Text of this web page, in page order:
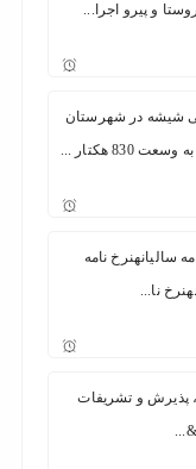
و پیرو اجرا...
شيشه در شهرستان
830 هكتار ...
سالیانهنرخ نامه
نا...
پذیرش و تشریفات